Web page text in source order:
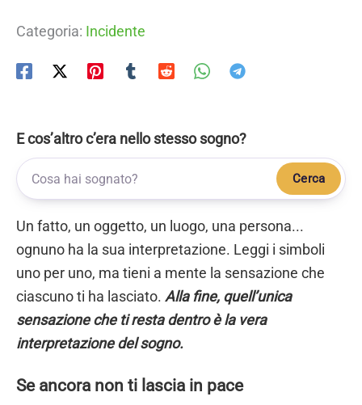
Categoria: Incidente
E cos’altro c’era nello stesso sogno?
Cerca
Un fatto, un oggetto, un luogo, una persona...
ognuno ha la sua interpretazione. Leggi i simboli
uno per uno, ma tieni a mente la sensazione che
ciascuno ti ha lasciato. Alla fine, quell’unica
sensazione che ti resta dentro è la vera
interpretazione del sogno.
Se ancora non ti lascia in pace